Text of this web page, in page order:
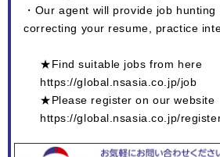
・Our agent will provide job
correcting your resume, practice
★Find suitable jobs from here
https://global.nsasia.co.jp/job
★Please register on our
https://global.nsasia.co.jp/